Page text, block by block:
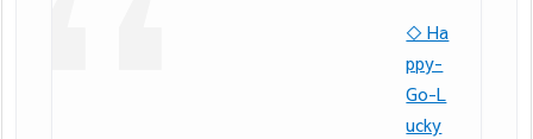
◇ Ha
ppy-
Go-L
ucky